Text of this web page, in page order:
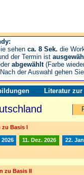
Literatur zur
zu Basis I
2026 11. Dez. 2026 22.
zu Basis II
sehen ca. 8 Sek. die
der Termin ist
abgewählt(Farbe
der Auswahl gehen